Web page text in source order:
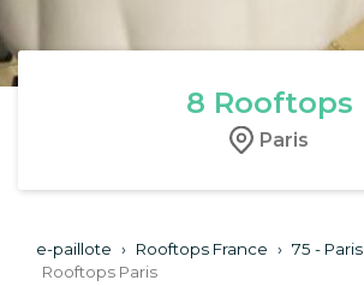
8 Rooftops
Paris
e-paillote › Rooftops France › 75 - Paris
Rooftops Paris